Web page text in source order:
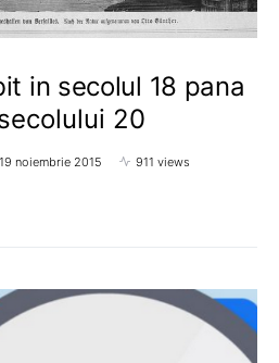
in secolul 18 pana
20
19 noiembrie 2015
911 views